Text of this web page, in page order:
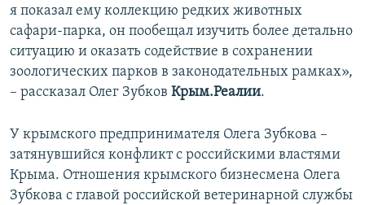
я показал ему коллекцию редких животных
сафари-парка, он пообещал изучить более детально
ситуацию и оказать содействие в сохранении
зоологических парков в законодательных рамках»,
– рассказал Олег Зубков Крым.Реалии.
У крымского предпринимателя Олега Зубкова –
затянувшийся конфликт с российскими властями
Крыма. Отношения крымского бизнесмена Олега
Зубкова с главой российской ветеринарной службы